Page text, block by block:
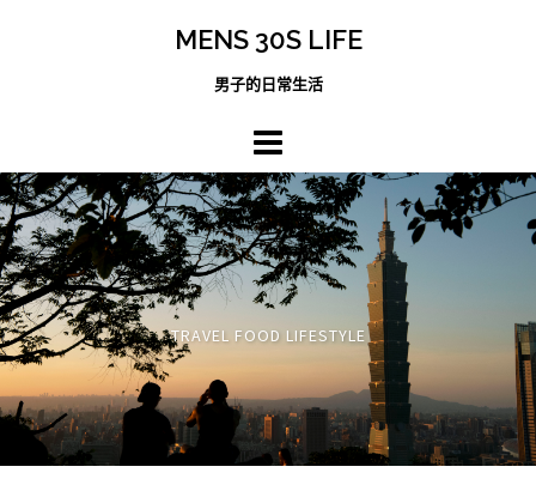
MENS 30S LIFE
男子的日常生活
TRAVEL FOOD LIFESTYLE